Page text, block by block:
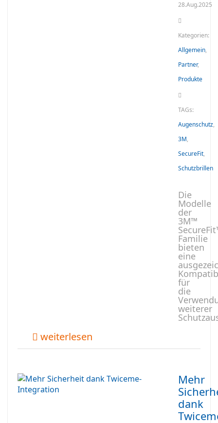
28.Aug.2025
Kategorien:
Allgemein,
Partner,
Produkte
TAGs:
Augenschutz,
3M,
SecureFit,
Schutzbrillen
Die
Modelle
der
3M™
Familie
bieten
eine
für
die
weiterer
weiterlesen
Mehr
dank